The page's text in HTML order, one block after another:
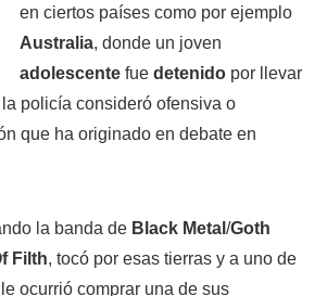
en ciertos países como por ejemplo
Australia, donde un joven
adolescente fue detenido por llevar
policía consideró ofensiva o
que ha originado en debate en
la banda de Black Metal /Goth
Filth, tocó por esas tierras y a uno de
ocurrió comprar una de sus